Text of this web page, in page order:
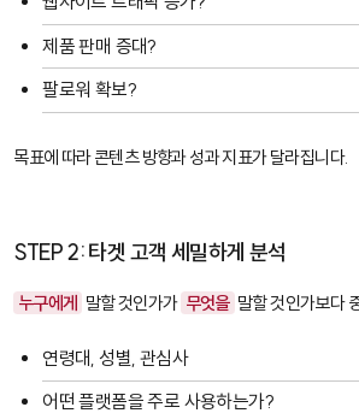
제품 판매 증대?
팔로워 확보?
목표에 따라 콘텐츠 방향과 성과 지표가 달라집니다.
STEP 2: 타겟 고객 세밀하게 분석
누구에게 말할 것인가가 무엇을 말할 것인가보다
연령대, 성별, 관심사
어떤 플랫폼을 주로 사용하는가?